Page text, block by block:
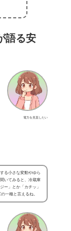
語る安
電力を見直したい
る小さな変動やゆら
いてみると、冷蔵庫
ー」とか「カチッ」
一種と言えるね。